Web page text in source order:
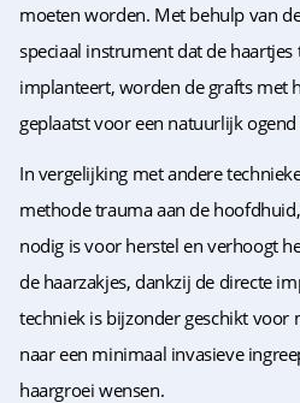
moeten worden. Met behulp van
speciaal instrument dat de
implanteert, worden de grafts met
geplaatst voor een natuurlijk
In vergelijking met andere
methode trauma aan de
nodig is voor herstel en verhoogt
de haarzakjes, dankzij de directe
techniek is bijzonder geschikt voor
naar een minimaal invasieve
haargroei wensen.